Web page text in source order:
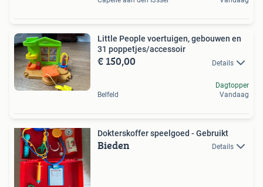
Little People voertuigen, gebouwen en
31 poppetjes/accessoir
€ 150,00 Details
Belfeld
Dagtopper
Vandaag
Dokterskoffer speelgoed - Gebruikt
Bieden Details